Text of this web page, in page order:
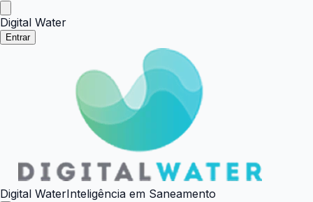
Digital Water
Entrar
Digital WaterInteligência em Saneamento